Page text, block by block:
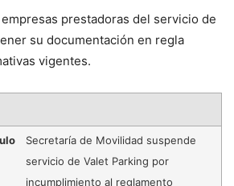
prestadoras del servicio de
su documentación en regla
vigentes.
Secretaría de Movilidad suspende
servicio de Valet Parking por
incumplimiento al reglamento